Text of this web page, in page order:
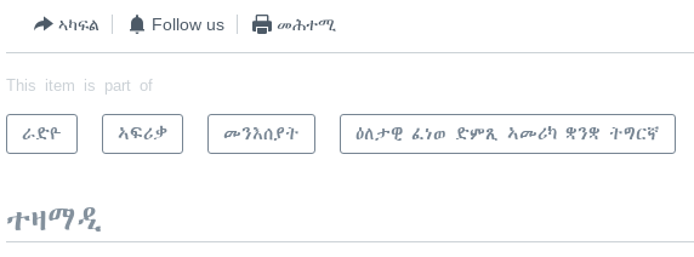
ኣካፍል Follow us መሕተሚ
This item is part of
ራድዮ ኣፍሪቃ መንእሰያት ዕለታዊ ፈነወ ድምጺ ኣመሪካ ቋንቋ ትግርኛ
ተዛማዲ